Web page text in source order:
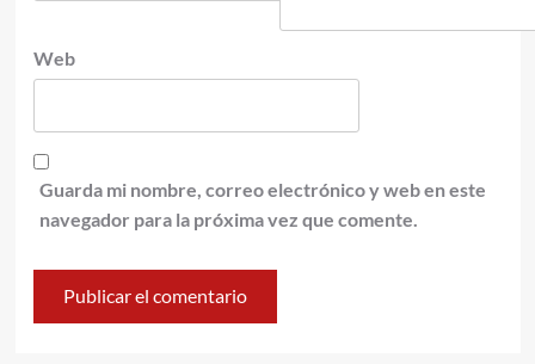
Web
Guarda mi nombre, correo electrónico y web en este
navegador para la próxima vez que comente.